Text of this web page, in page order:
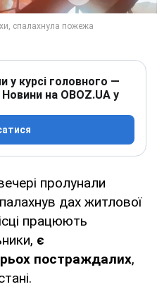
у курсі головного —
на OBOZ.UA у
пролунали
дах житлової
працюють
є
постраждалих,